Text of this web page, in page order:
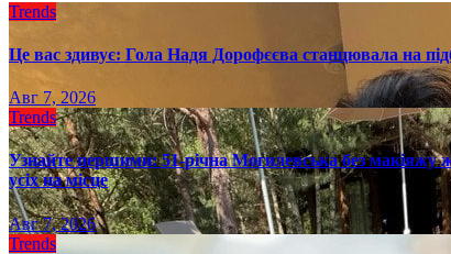
Trends
Це вас здивує: Гола Надя Дорофєєва станцювала на
Авг 7, 2026
Trends
Узнайте першими: 51-річна Могилевська без макіяжу
усіх на місце
Авг 7, 2026
Trends